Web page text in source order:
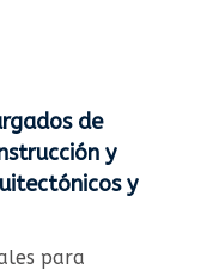
de
y
y
para